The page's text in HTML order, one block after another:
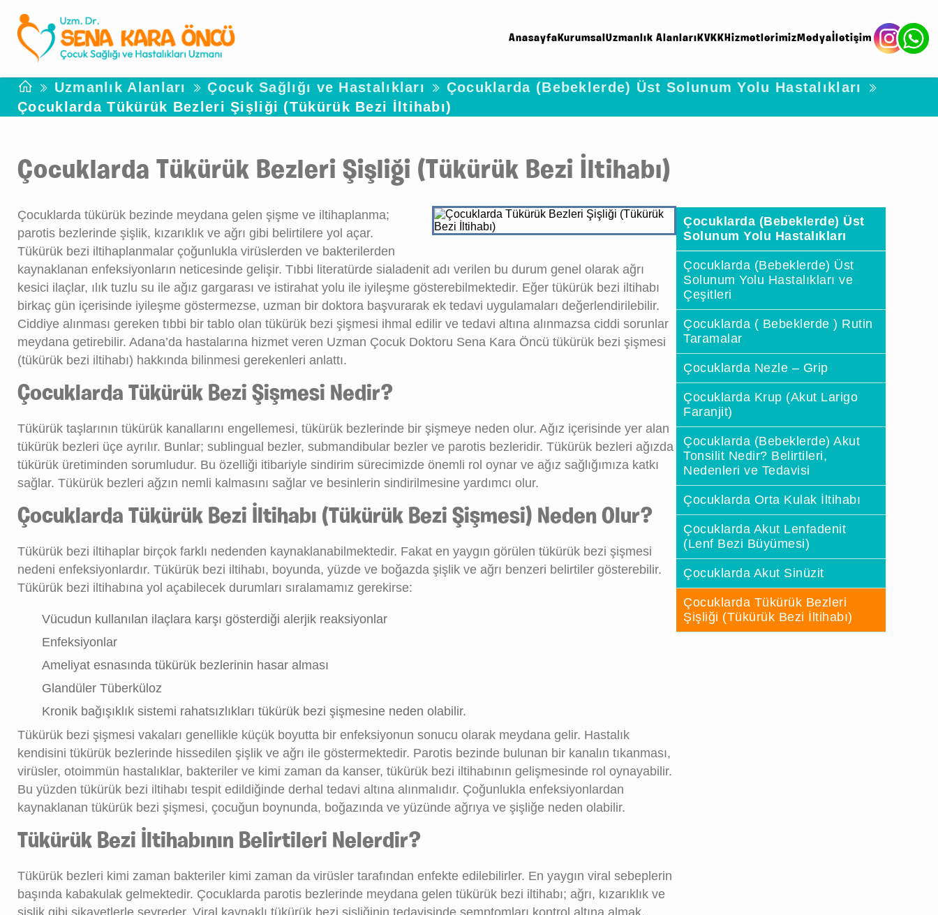
AnasayfaKurumsal Uzmanlık AlanlarıKVKKHizmetlerimizMedya İletişim
Uzmanlık Alanları Çocuk Sağlığı ve Hastalıkları
Çocuklarda (Bebeklerde) Üst Solunum Yolu Hastalıkları
Çocuklarda Tükürük Bezleri Şişliği (Tükürük Bezi İltihabı)
Çocuklarda Tükürük Bezleri Şişliği (Tükürük Bezi İltihabı)
Çocuklarda tükürük bezinde meydana gelen şişme ve iltihaplanma;
parotis bezlerinde şişlik, kızarıklık ve ağrı gibi belirtilere yol açar.
Tükürük bezi iltihaplanmalar çoğunlukla virüslerden ve bakterilerden
kaynaklanan enfeksiyonların neticesinde gelişir. Tıbbi literatürde sialadenit adı verilen bu durum genel olarak ağrı
kesici ilaçlar, ılık tuzlu su ile ağız gargarası ve istirahat yolu ile iyileşme gösterebilmektedir. Eğer tükürük bezi iltihabı
birkaç gün içerisinde iyileşme göstermezse, uzman bir doktora başvurarak ek tedavi uygulamaları değerlendirilebilir.
Ciddiye alınması gereken tıbbi bir tablo olan tükürük bezi şişmesi ihmal edilir ve tedavi altına alınmazsa ciddi sorunlar
meydana getirebilir. Adana’da hastalarına hizmet veren Uzman Çocuk Doktoru Sena Kara Öncü tükürük bezi şişmesi
(tükürük bezi iltihabı) hakkında bilinmesi gerekenleri anlattı.
Çocuklarda Tükürük Bezi Şişmesi Nedir?
Tükürük taşlarının tükürük kanallarını engellemesi, tükürük bezlerinde bir şişmeye neden olur. Ağız içerisinde yer alan
tükürük bezleri üçe ayrılır. Bunlar; sublingual bezler, submandibular bezler ve parotis bezleridir. Tükürük bezleri ağızda
tükürük üretiminden sorumludur. Bu özelliği itibariyle sindirim sürecimizde önemli rol oynar ve ağız sağlığımıza katkı
sağlar. Tükürük bezleri ağzın nemli kalmasını sağlar ve besinlerin sindirilmesine yardımcı olur.
Çocuklarda Tükürük Bezi İltihabı (Tükürük Bezi Şişmesi) Neden Olur?
Tükürük bezi iltihaplar birçok farklı nedenden kaynaklanabilmektedir. Fakat en yaygın görülen tükürük bezi şişmesi
nedeni enfeksiyonlardır. Tükürük bezi iltihabı, boyunda, yüzde ve boğazda şişlik ve ağrı benzeri belirtiler gösterebilir.
Tükürük bezi iltihabına yol açabilecek durumları sıralamamız gerekirse:
Vücudun kullanılan ilaçlara karşı gösterdiği alerjik reaksiyonlar
Enfeksiyonlar
Ameliyat esnasında tükürük bezlerinin hasar alması
Glandüler Tüberküloz
Kronik bağışıklık sistemi rahatsızlıkları tükürük bezi şişmesine neden olabilir.
Tükürük bezi şişmesi vakaları genellikle küçük boyutta bir enfeksiyonun sonucu olarak meydana gelir. Hastalık
kendisini tükürük bezlerinde hissedilen şişlik ve ağrı ile göstermektedir. Parotis bezinde bulunan bir kanalın tıkanması,
virüsler, otoimmün hastalıklar, bakteriler ve kimi zaman da kanser, tükürük bezi iltihabının gelişmesinde rol oynayabilir.
Bu yüzden tükürük bezi iltihabı tespit edildiğinde derhal tedavi altına alınmalıdır. Çoğunlukla enfeksiyonlardan
kaynaklanan tükürük bezi şişmesi, çocuğun boynunda, boğazında ve yüzünde ağrıya ve şişliğe neden olabilir.
Tükürük Bezi İltihabının Belirtileri Nelerdir?
Tükürük bezleri kimi zaman bakteriler kimi zaman da virüsler tarafından enfekte edilebilirler. En yaygın viral sebeplerin
başında kabakulak gelmektedir. Çocuklarda parotis bezlerinde meydana gelen tükürük bezi iltihabı; ağrı, kızarıklık ve
şişlik gibi şikayetlerle seyreder. Viral kaynaklı tükürük bezi şişliğinin tedavisinde semptomları kontrol altına almak,
Çocuklarda (Bebeklerde) Üst
Solunum Yolu Hastalıkları
Çocuklarda (Bebeklerde) Üst
Solunum Yolu Hastalıkları ve
Çeşitleri
Çocuklarda ( Bebeklerde ) Rutin
Taramalar
Çocuklarda Nezle – Grip
Çocuklarda Krup (Akut Larigo
Faranjit)
Çocuklarda (Bebeklerde) Akut
Tonsilit Nedir? Belirtileri,
Nedenleri ve Tedavisi
Çocuklarda Orta Kulak İltihabı
Çocuklarda Akut Lenfadenit
(Lenf Bezi Büyümesi)
Çocuklarda Akut Sinüzit
Çocuklarda Tükürük Bezleri
Şişliği (Tükürük Bezi İltihabı)